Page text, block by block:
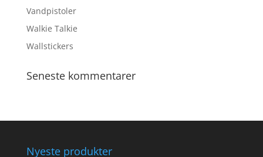
Vandpistoler
Walkie Talkie
Wallstickers
Seneste kommentarer
Nyeste produkter